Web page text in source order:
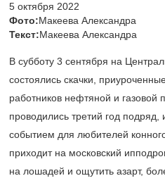
5 октября 2022
Фото:Макеева Александра
Текст:Макеева Александра
В субботу 3 сентября на
состоялись скачки,
работников нефтяной и
проводились третий год
событием для любителей
приходит на московский
на лошадей и ощутить азарт,